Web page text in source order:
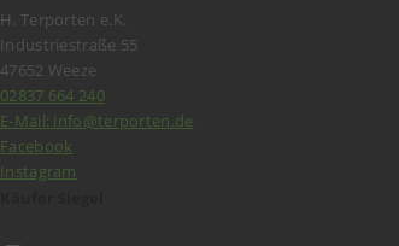
H. Terporten e.K.
Industriestraße 55
47652 Weeze
02837 664 240
E-Mail: info@terporten.de
Facebook
Instagram